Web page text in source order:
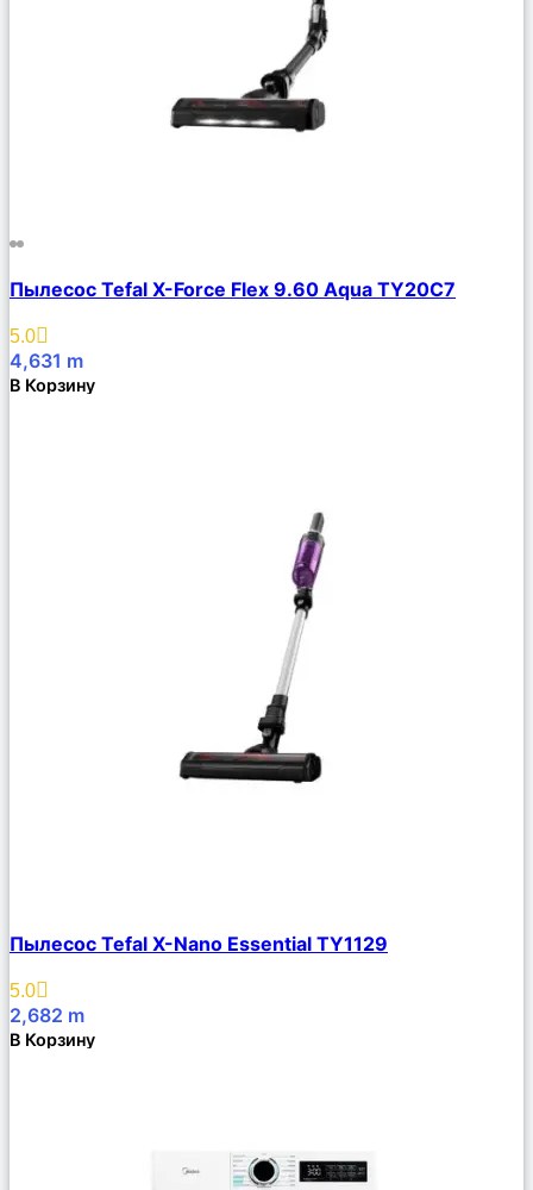
Описание
Избранное
Пылесос Tefal X-Force Flex 9.60 Aqua TY20C7
5.0
4,631 m
В Корзину
Описание
Избранное
Пылесос Tefal X-Nano Essential TY1129
5.0
2,682 m
В Корзину